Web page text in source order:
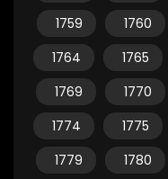
1759
1760
1764
1765
1769
1770
1774
1775
1779
1780